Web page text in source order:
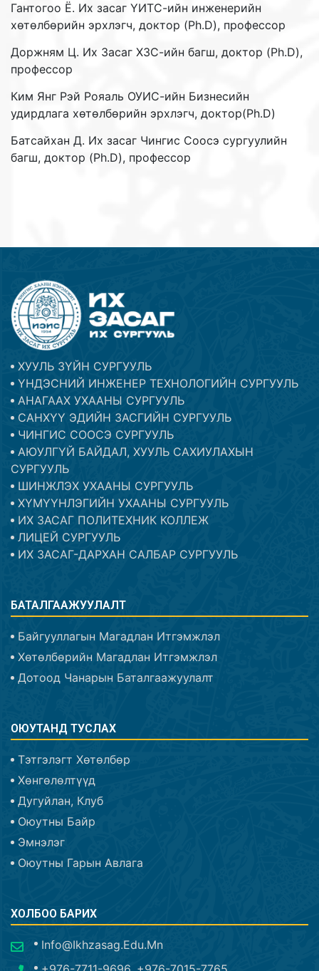
Гантогоо Ё. Их засаг ҮИТС-ийн инженерийн
хөтөлбөрийн эрхлэгч, доктор (Ph.D), профессор
Доржням Ц. Их Засаг ХЗС-ийн багш, доктор (Ph.D),
профессор
Ким Янг Рэй Рояаль ОУИС-ийн Бизнесийн
удирдлага хөтөлбөрийн эрхлэгч, доктор(Ph.D)
Батсайхан Д. Их засаг Чингис Соосэ сургуулийн
багш, доктор (Ph.D), профессор
ХУУЛЬ ЗҮЙН СУРГУУЛЬ
ҮНДЭСНИЙ ИНЖЕНЕР ТЕХНОЛОГИЙН СУРГУУЛЬ
АНАГААХ УХААНЫ СУРГУУЛЬ
САНХҮҮ ЭДИЙН ЗАСГИЙН СУРГУУЛЬ
ЧИНГИС СООСЭ СУРГУУЛЬ
АЮУЛГҮЙ БАЙДАЛ, ХУУЛЬ САХИУЛАХЫН
СУРГУУЛЬ
ШИНЖЛЭХ УХААНЫ СУРГУУЛЬ
ХҮМҮҮНЛЭГИЙН УХААНЫ СУРГУУЛЬ
ИХ ЗАСАГ ПОЛИТЕХНИК КОЛЛЕЖ
ЛИЦЕЙ СУРГУУЛЬ
ИХ ЗАСАГ-ДАРХАН САЛБАР СУРГУУЛЬ
БАТАЛГААЖУУЛАЛТ
Байгууллагын Магадлан Итгэмжлэл
Хөтөлбөрийн Магадлан Итгэмжлэл
Дотоод Чанарын Баталгаажуулалт
ОЮУТАНД ТУСЛАХ
Тэтгэлэгт Хөтөлбөр
Хөнгөлөлтүүд
Дугуйлан, Клуб
Оюутны Байр
Эмнэлэг
Оюутны Гарын Авлага
ХОЛБОО БАРИХ
Info@ikhzasag.edu.mn